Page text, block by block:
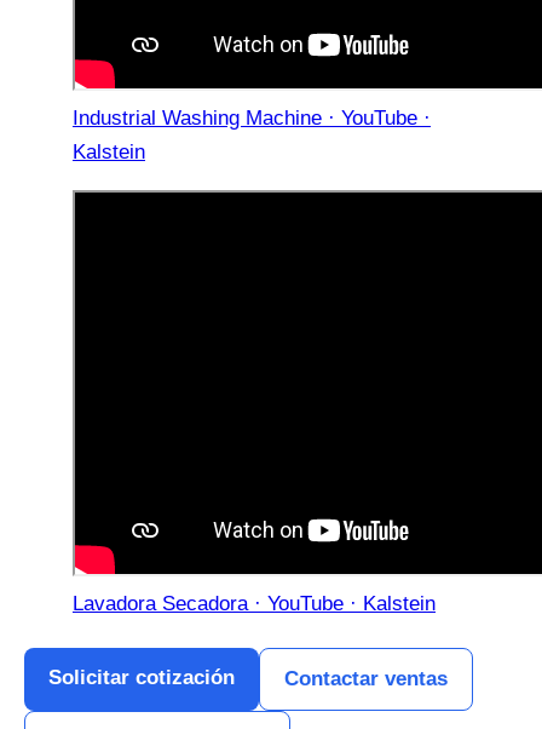
Industrial Washing Machine · YouTube ·
Kalstein
Lavadora Secadora · YouTube · Kalstein
Solicitar cotización Contactar ventas